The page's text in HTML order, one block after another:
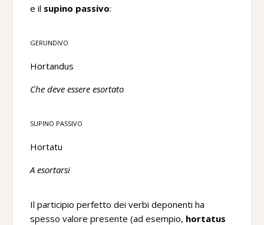
e il supino passivo:
GERUNDIVO
Hortandus
Che deve essere esortato
SUPINO PASSIVO
Hortatu
A esortarsi
Il participio perfetto dei verbi deponenti ha
spesso valore presente (ad esempio, hortatus